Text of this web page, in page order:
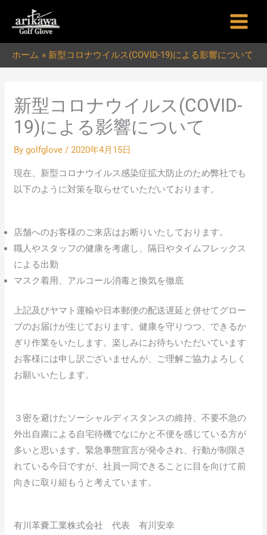
ホーム 新型コロナウイルス(COVID-19)による影響について
新型コロナウイルス(COVID-
19)による影響について
Bygolfglove/2020年4月15日
現在、新型コロナウイルス感染症拡大防止のため弊社でも
以下のように対策を取らせていただいております。
店舗へのお客様のご来店はお断りいたしております。
職人やスタッフの健康を考慮し、隔日やタイムフレックス
による出勤
マスク着用、アルコール消毒と換気を徹底
上記及びヤマト運輸や日本郵便の配送遅延と併せてグロー
ブのお届けが生じております。健康を守りつつ、できるか
ぎり作業をいたします。楽しみにお待ちいただいています
お客様には申し訳ございませんが、ご理解ご協力よろしく
お願いいたします。
３密を避けたソーシャルディスタンスの維持、不要不急の
外出自粛による自宅待機でなにかと不便を感じている方が
多いと思います。緊急事態宣言が発令され、行動が制限さ
れている今日ですが、社員一同できることに目を向けて前
向きに取り組もうと考えています。
有川革嚢工業株式会社 代表 有川安幸